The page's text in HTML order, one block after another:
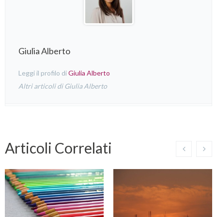
Giulia Alberto
Leggi il profilo diGiulia Alberto
Altri articoli di Giulia Alberto
Articoli Correlati